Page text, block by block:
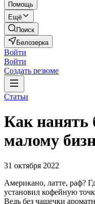
Помощь
Ещё
Поиск
Белозерка
Войти
Войти
Создать резюме
Статьи
Как нанять
малому
31 октября 2022
Американо, латте, раф?
установил кофейную
Ведь без чашечки